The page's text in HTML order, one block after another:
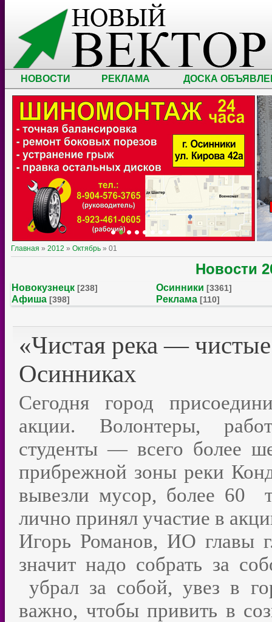
НОВОСТИ РЕКЛАМА ДОСКА
Главная » 2012 » Октябрь » 01
Новости
Новокузнецк [238] Осинники [3361]
Афиша [398] Реклама [110]
«Чистая река — чистые
Осинниках
Сегодня город
акции. Волонтеры,
студенты — всего более
прибрежной зоны реки
вывезли мусор, более 60
лично принял участие в
Игорь Романов, ИО главы
значит надо собрать за
убрал за собой, увез в
важно, чтобы привить в